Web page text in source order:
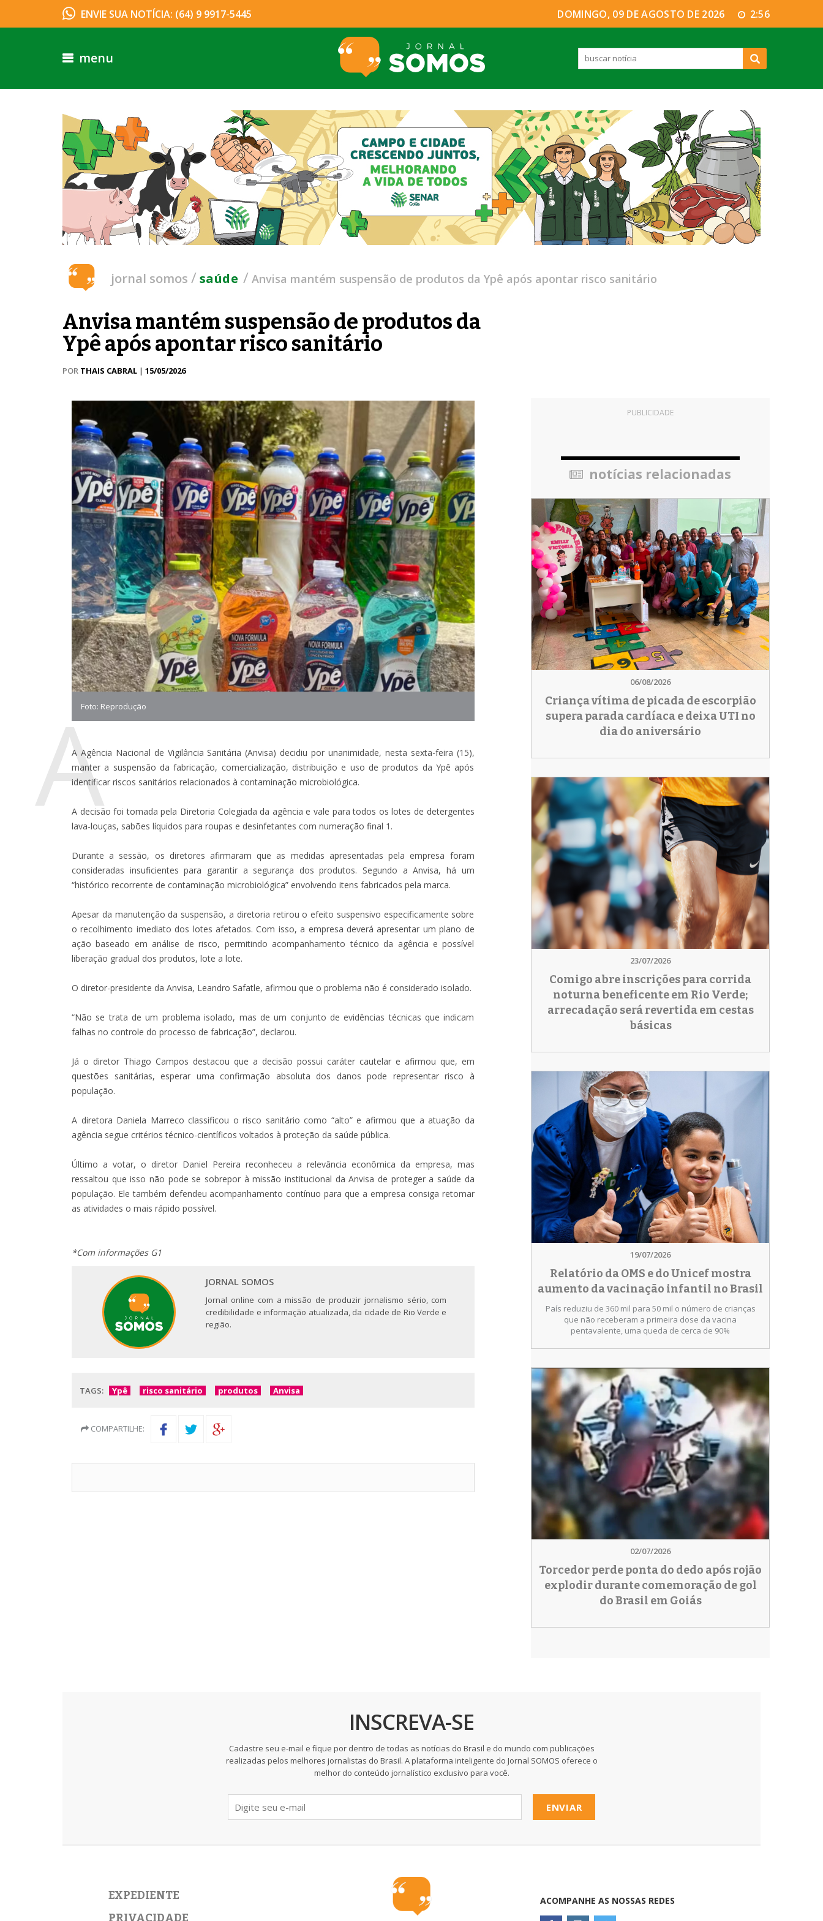
ENVIE SUA NOTÍCIA: (64) 9 9917-5445 DOMINGO, 09 DE AGOSTO DE 2026 2:56
menu
jornal somos /saúde / Anvisa mantém suspensão de produtos da Ypê após apontar risco sanitário
Anvisa mantém suspensão de produtos da
Ypê após apontar risco sanitário
POR THAIS CABRAL | 15/05/2026
Foto: Reprodução
A
A Agência Nacional de Vigilância Sanitária (Anvisa) decidiu por unanimidade, nesta sexta-feira (15),
manter a suspensão da fabricação, comercialização, distribuição e uso de produtos da Ypê após
identificar riscos sanitários relacionados à contaminação microbiológica.
A decisão foi tomada pela Diretoria Colegiada da agência e vale para todos os lotes de detergentes
lava-louças, sabões líquidos para roupas e desinfetantes com numeração final 1.
Durante a sessão, os diretores afirmaram que as medidas apresentadas pela empresa foram
consideradas insuficientes para garantir a segurança dos produtos. Segundo a Anvisa, há um
“histórico recorrente de contaminação microbiológica” envolvendo itens fabricados pela marca.
Apesar da manutenção da suspensão, a diretoria retirou o efeito suspensivo especificamente sobre
o recolhimento imediato dos lotes afetados. Com isso, a empresa deverá apresentar um plano de
ação baseado em análise de risco, permitindo acompanhamento técnico da agência e possível
liberação gradual dos produtos, lote a lote.
O diretor-presidente da Anvisa, Leandro Safatle, afirmou que o problema não é considerado isolado.
“Não se trata de um problema isolado, mas de um conjunto de evidências técnicas que indicam
falhas no controle do processo de fabricação”, declarou.
Já o diretor Thiago Campos destacou que a decisão possui caráter cautelar e afirmou que, em
questões sanitárias, esperar uma confirmação absoluta dos danos pode representar risco à
população.
A diretora Daniela Marreco classificou o risco sanitário como “alto” e afirmou que a atuação da
agência segue critérios técnico-científicos voltados à proteção da saúde pública.
Último a votar, o diretor Daniel Pereira reconheceu a relevância econômica da empresa, mas
ressaltou que isso não pode se sobrepor à missão institucional da Anvisa de proteger a saúde da
população. Ele também defendeu acompanhamento contínuo para que a empresa consiga retomar
as atividades o mais rápido possível.
*Com informações G1
JORNAL SOMOS
Jornal online com a missão de produzir jornalismo sério, com
credibilidade e informação atualizada, da cidade de Rio Verde e
região.
TAGS: Ypê risco sanitário produtos Anvisa
COMPARTILHE:
PUBLICIDADE
notícias relacionadas
06/08/2026
Criança vítima de picada de escorpião
supera parada cardíaca e deixa UTI no
dia do aniversário
23/07/2026
Comigo abre inscrições para corrida
noturna beneficente em Rio Verde;
arrecadação será revertida em cestas
básicas
19/07/2026
Relatório da OMS e do Unicef mostra
aumento da vacinação infantil no Brasil
País reduziu de 360 mil para 50 mil o número de crianças
que não receberam a primeira dose da vacina
pentavalente, uma queda de cerca de 90%
02/07/2026
Torcedor perde ponta do dedo após rojão
explodir durante comemoração de gol
do Brasil em Goiás
INSCREVA-SE
Cadastre seu e-mail e fique por dentro de todas as notícias do Brasil e do mundo com publicações
realizadas pelos melhores jornalistas do Brasil. A plataforma inteligente do Jornal SOMOS oferece o
melhor do conteúdo jornalístico exclusivo para você.
ENVIAR
EXPEDIENTE
PRIVACIDADE
ACOMPANHE AS NOSSAS REDES